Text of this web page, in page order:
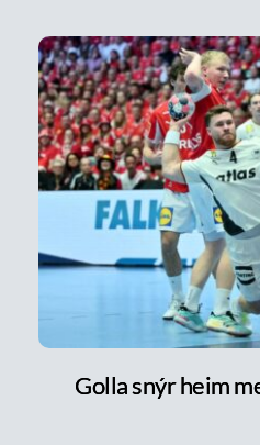
Golla snýr heim